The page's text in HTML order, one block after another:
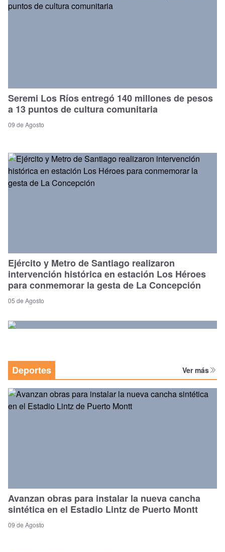
Seremi Los Ríos entregó 140 millones de pesos
a 13 puntos de cultura comunitaria
09 de Agosto
Ejército y Metro de Santiago realizaron
intervención histórica en estación Los Héroes
para conmemorar la gesta de La Concepción
05 de Agosto
Deportes Ver más
Avanzan obras para instalar la nueva cancha
sintética en el Estadio Lintz de Puerto Montt
09 de Agosto